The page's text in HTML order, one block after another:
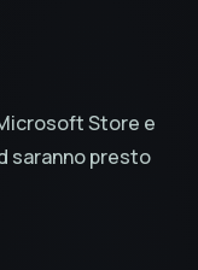
Store e
saranno presto